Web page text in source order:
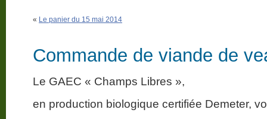
« Le panier du 15 mai 2014
Commande de viande de
Le GAEC « Champs Libres »,
en production biologique certifiée Demeter,